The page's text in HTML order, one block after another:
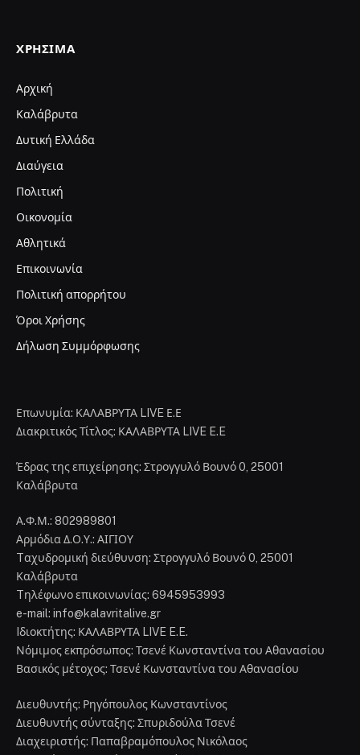
ΧΡΉΣΙΜΑ
Αρχική
Καλάβρυτα
Δυτική Ελλάδα
Διαύγεια
Πολιτική
Οικονομία
Αθλητικά
Επικοινωνία
Πολιτική απορρήτου
Όροι Χρήσης
Δήλωση Συμμόρφωσης
Επωνυμία: ΚΑΛΑΒΡΥΤΑ LIVE Ε.Ε
Διακριτικός Τίτλος: ΚΑΛΑΒΡΥΤΑ LIVE E.E
Έδρας της επιχείρησης: Στρογγυλό Βουνό 0, 25001
Καλάβρυτα
Α.Φ.Μ.: 802989801
Αρμόδια Δ.Ο.Υ.: ΑΙΓΙΟΥ
Tαχυδρομική διεύθυνση: Στρογγυλό Βουνό 0, 25001
Καλάβρυτα
Tηλέφωνο επικοινωνίας: 6945953993
e-mail: info@kalavritalive.gr
Iδιοκτήτης: ΚΑΛΑΒΡΥΤΑ LIVE E.E.
Νόμιμος εκπρόσωπος: Τσενέ Κωνσταντίνα του Αθανασίου
Βασικός μέτοχος: Τσενέ Κωνσταντίνα του Αθανασίου
Διευθυντής: Ρηγόπουλος Κωνσταντίνος
Διευθυντής σύνταξης: Σπυριδούλα Τσενέ
Διαχειριστής: Παπαβραμόπουλος Νικόλαος